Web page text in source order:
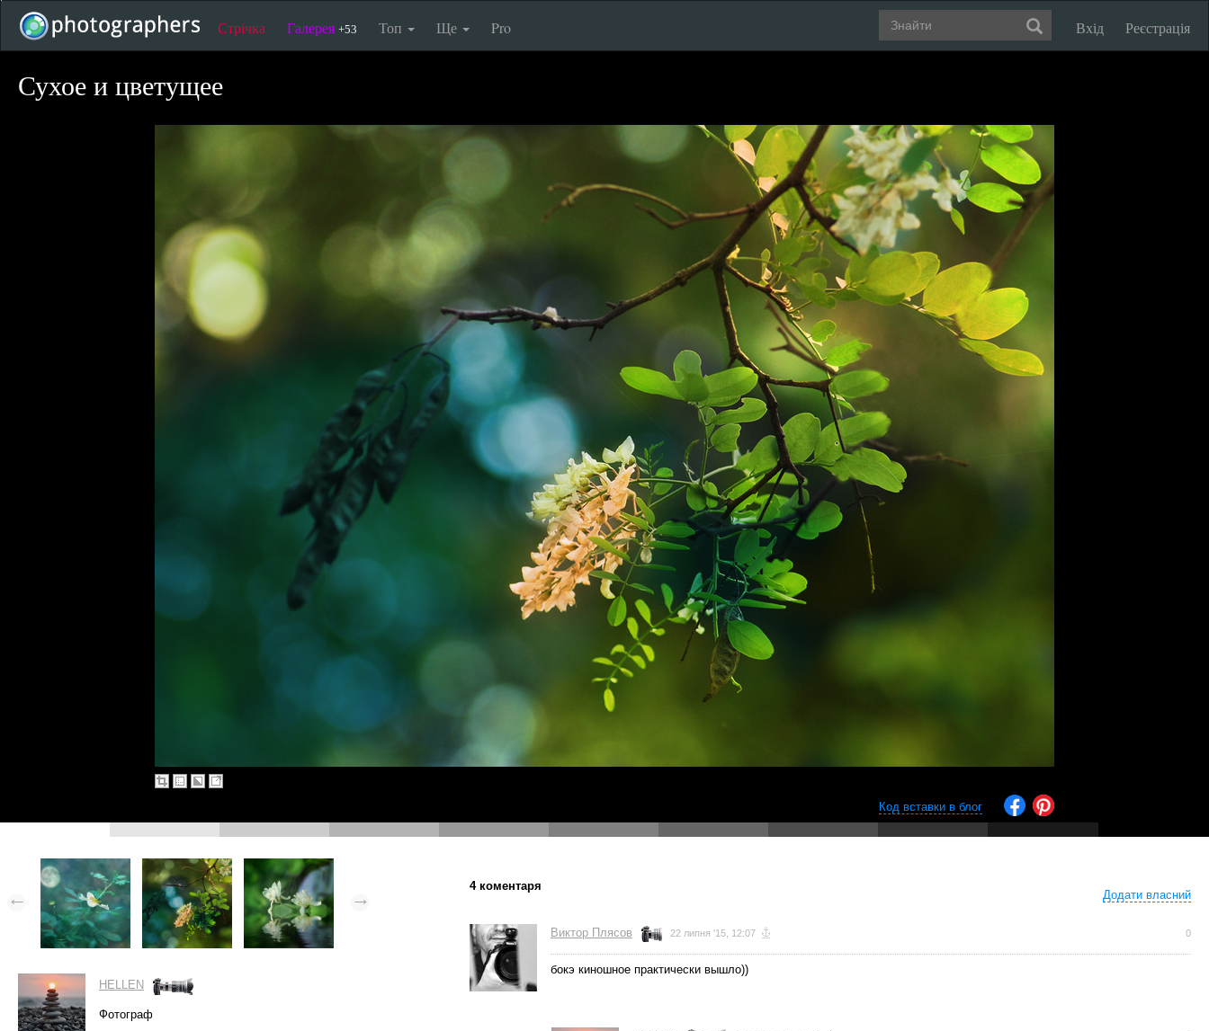
Стрічка Галерея +53 Топ Ще Pro Вхід Реєстрація
Сухое и цветущее
Код вставки в блог
HELLEN
Фотограф
4 коментаря
Додати власний
Виктор Плясов 22 липня '15, 12:07 0
бокэ киношное практически вышло))